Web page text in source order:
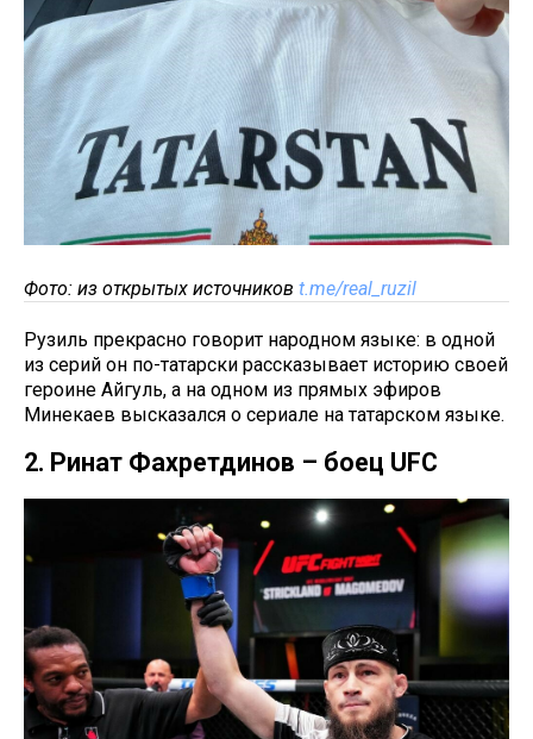
Фото: из открытых источников t.me/real_ruzil
Рузиль прекрасно говорит народном языке: в одной
из серий он по-татарски рассказывает историю своей
героине Айгуль, а на одном из прямых эфиров
Минекаев высказался о сериале на татарском языке.
2. Ринат Фахретдинов – боец UFC